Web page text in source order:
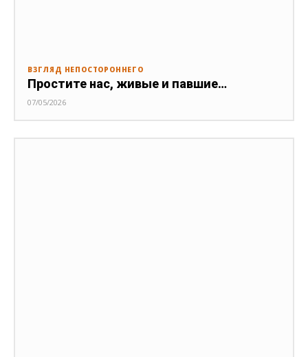
ВЗГЛЯД НЕПОСТОРОННЕГО
Простите нас, живые и павшие…
07/05/2026